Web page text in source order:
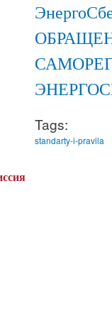
Tags:
standarty-i-pravila